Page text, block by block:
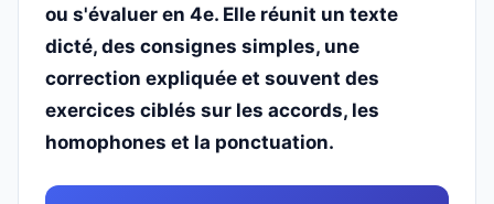
ou s'évaluer en 4e. Elle réunit un texte
dicté, des consignes simples, une
correction expliquée et souvent des
exercices ciblés sur les accords, les
homophones et la ponctuation.